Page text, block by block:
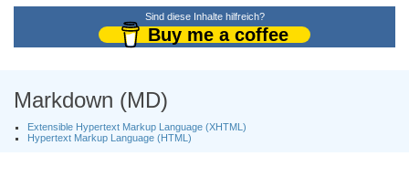
Sind diese Inhalte hilfreich?
Buy me a coffee
Markdown (MD)
Extensible Hypertext Markup Language (XHTML)
Hypertext Markup Language (HTML)